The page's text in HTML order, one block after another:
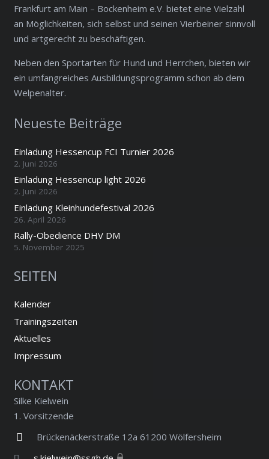
Frankfurt am Main – Bockenheim e.V. bietet eine Vielzahl
an Möglichkeiten, sich selbst und seinen Vierbeiner sinnvoll
und artgerecht zu beschäftigen.
Neben den Sportarten für Hund und Herrchen, bieten wir
ein umfangreiches Ausbildungsprogramm schon ab dem
Welpenalter.
Neueste Beiträge
Einladung Hessencup FCI Turnier 2026
2. Juni 2026
Einladung Hessencup light 2026
2. Juni 2026
Einladung Kleinhundefestival 2026
26. April 2026
Rally-Obedience DHV DM
5. November 2025
SEITEN
Kalender
Trainingszeiten
Aktuelles
Impressum
KONTAKT
Silke Kielwein
1. Vorsitzende
Brückenäckerstraße 12a 61200 Wölfersheim